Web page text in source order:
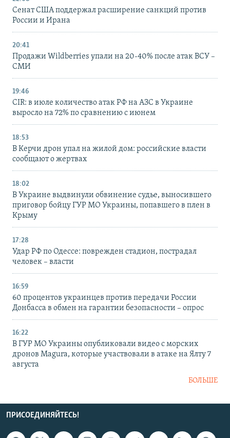
Сенат США поддержал расширение санкций против
России и Ирана
20:41
Продажи Wildberries упали на 20-40% после атак ВСУ –
СМИ
19:46
CIR: в июле количество атак РФ на АЗС в Украине
выросло на 72% по сравнению с июнем
18:53
В Керчи дрон упал на жилой дом: российские власти
сообщают о жертвах
18:02
В Украине выдвинули обвинение судье, выносившего
приговор бойцу ГУР МО Украины, попавшего в плен в
Крыму
17:28
Удар РФ по Одессе: поврежден стадион, пострадал
человек – власти
16:59
60 процентов украинцев против передачи России
Донбасса в обмен на гарантии безопасности – опрос
16:22
В ГУР МО Украины опубликовали видео с морских
дронов Magura, которые участвовали в атаке на Ялту 7
августа
БОЛЬШЕ
ПРИСОЕДИНЯЙТЕСЬ!